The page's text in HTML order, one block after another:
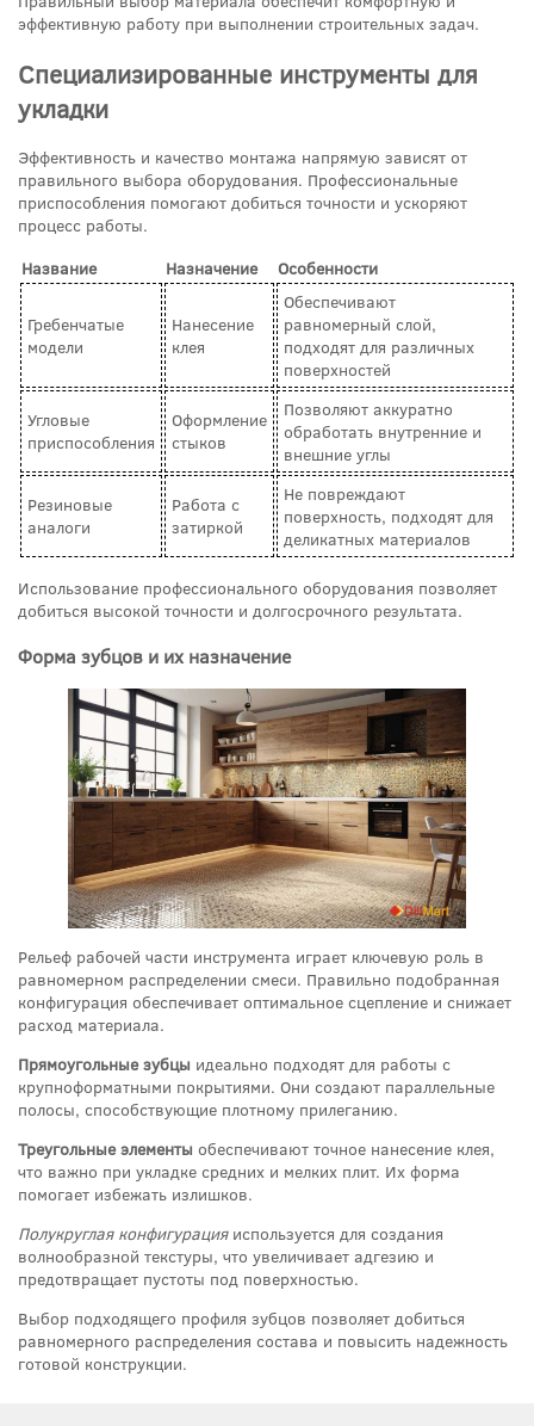
эффективную работу при выполнении строительных задач.
Специализированные инструменты для
укладки
Эффективность и качество монтажа напрямую зависят от
правильного выбора оборудования. Профессиональные
приспособления помогают добиться точности и ускоряют
процесс работы.
Название
Назначение Особенности
Гребенчатые
модели
Нанесение
клея
Обеспечивают
равномерный слой,
подходят для различных
поверхностей
Угловые
приспособления
Оформление
стыков
Позволяют аккуратно
обработать внутренние и
внешние углы
Резиновые
аналоги
Работа с
затиркой
Не повреждают
поверхность, подходят для
деликатных материалов
Использование профессионального оборудования позволяет
добиться высокой точности и долгосрочного результата.
Форма зубцов и их назначение
Рельеф рабочей части инструмента играет ключевую роль в
равномерном распределении смеси. Правильно подобранная
конфигурация обеспечивает оптимальное сцепление и снижает
расход материала.
Прямоугольные зубцы идеально подходят для работы с
крупноформатными покрытиями. Они создают параллельные
полосы, способствующие плотному прилеганию.
Треугольные элементы обеспечивают точное нанесение клея,
что важно при укладке средних и мелких плит. Их форма
помогает избежать излишков.
Полукруглая конфигурацияиспользуется для создания
волнообразной текстуры, что увеличивает адгезию и
предотвращает пустоты под поверхностью.
Выбор подходящего профиля зубцов позволяет добиться
равномерного распределения состава и повысить надежность
готовой конструкции.